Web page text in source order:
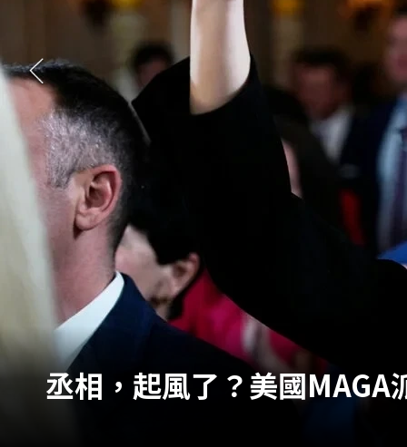
丞相，起風了？美國